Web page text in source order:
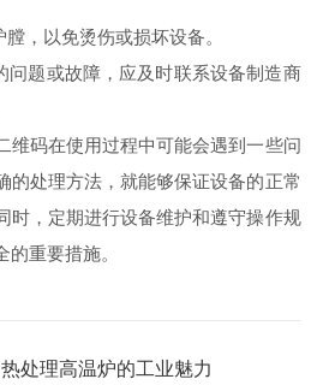
，以免烫伤或损坏设备。
题或故障，应及时联系设备制造商
码在使用过程中可能会遇到一些问
的处理方法，就能够保证设备的正常
时，定期进行设备维护和遵守操作规
重要措施。
处理高温炉的工业魅力